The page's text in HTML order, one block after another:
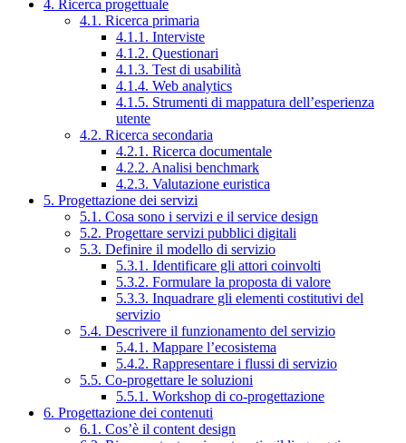
4. Ricerca progettuale
4.1. Ricerca primaria
4.1.1. Interviste
4.1.2. Questionari
4.1.3. Test di usabilità
4.1.4. Web analytics
4.1.5. Strumenti di mappatura dell’esperienza
utente
4.2. Ricerca secondaria
4.2.1. Ricerca documentale
4.2.2. Analisi benchmark
4.2.3. Valutazione euristica
5. Progettazione dei servizi
5.1. Cosa sono i servizi e il service design
5.2. Progettare servizi pubblici digitali
5.3. Definire il modello di servizio
5.3.1. Identificare gli attori coinvolti
5.3.2. Formulare la proposta di valore
5.3.3. Inquadrare gli elementi costitutivi del
servizio
5.4. Descrivere il funzionamento del servizio
5.4.1. Mappare l’ecosistema
5.4.2. Rappresentare i flussi di servizio
5.5. Co-progettare le soluzioni
5.5.1. Workshop di co-progettazione
6. Progettazione dei contenuti
6.1. Cos’è il content design